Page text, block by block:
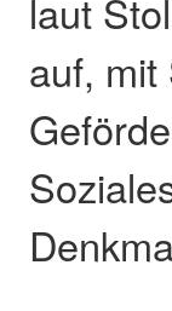
laut
auf, mit